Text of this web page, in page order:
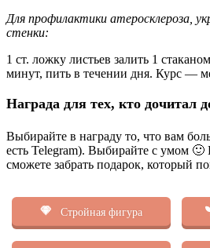
Для профилактики атеросклероза,
стенки:
1 ст. ложку листьев залить 1
минут, пить в течении дня. Курс —
Награда для тех, кто дочитал
Выбирайте в награду то, что вам
есть Telegram). Выбирайте с умом
сможете забрать подарок, который
Стройная фигура